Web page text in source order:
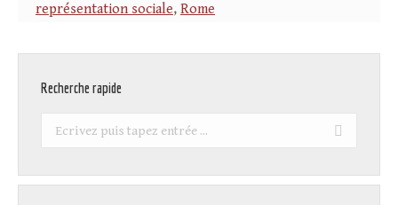
représentation sociale, Rome
Recherche rapide
Recherche